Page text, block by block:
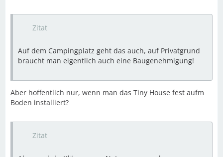
Zitat
Auf dem Campingplatz geht das auch, auf Privatgrund
braucht man eigentlich auch eine Baugenehmigung!
Aber hoffentlich nur, wenn man das Tiny House fest aufm
Boden installiert?
Zitat